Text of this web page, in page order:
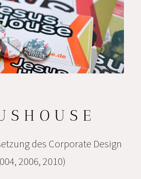
des Corporate Design
2006, 2010)